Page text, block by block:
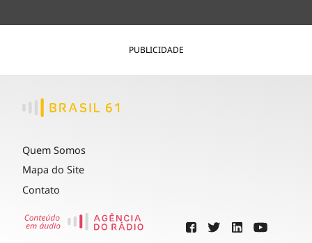
PUBLICIDADE
Quem Somos
Mapa do Site
Contato